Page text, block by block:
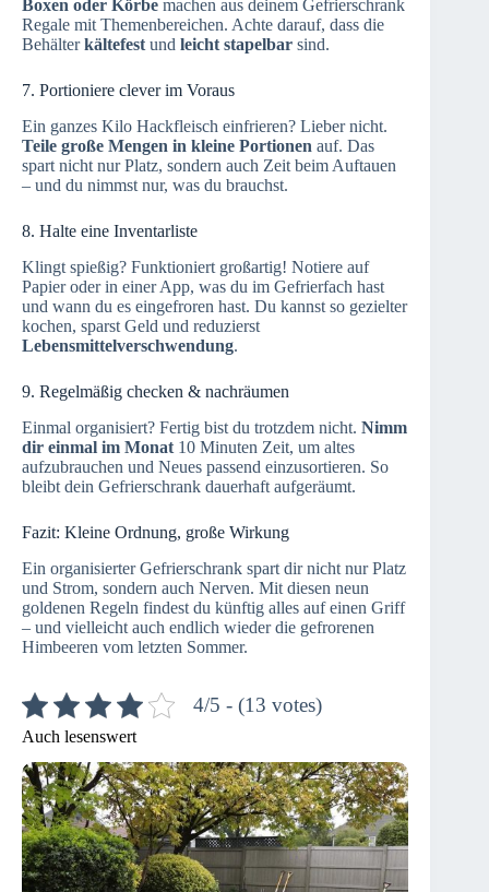
Boxen oder Körbe machen aus deinem Gefrierschrank
Regale mit Themenbereichen. Achte darauf, dass die
Behälterkältefest und leicht stapelbar sind.
7. Portioniere clever im Voraus
Ein ganzes Kilo Hackfleisch einfrieren? Lieber nicht.
Teile große Mengen in kleine Portionen auf. Das
spart nicht nur Platz, sondern auch Zeit beim Auftauen
– und du nimmst nur, was du brauchst.
8. Halte eine Inventarliste
Klingt spießig? Funktioniert großartig! Notiere auf
Papier oder in einer App, was du im Gefrierfach hast
und wann du es eingefroren hast. Du kannst so gezielter
kochen, sparst Geld und reduzierst
Lebensmittelverschwendung.
9. Regelmäßig checken & nachräumen
Einmal organisiert? Fertig bist du trotzdem nicht. Nimm
dir einmal im Monat 10 Minuten Zeit, um altes
aufzubrauchen und Neues passend einzusortieren. So
bleibt dein Gefrierschrank dauerhaft aufgeräumt.
Fazit: Kleine Ordnung, große Wirkung
Ein organisierter Gefrierschrank spart dir nicht nur Platz
und Strom, sondern auch Nerven. Mit diesen neun
goldenen Regeln findest du künftig alles auf einen Griff
– und vielleicht auch endlich wieder die gefrorenen
Himbeeren vom letzten Sommer.
4/5 - (13 votes)
Auch lesenswert